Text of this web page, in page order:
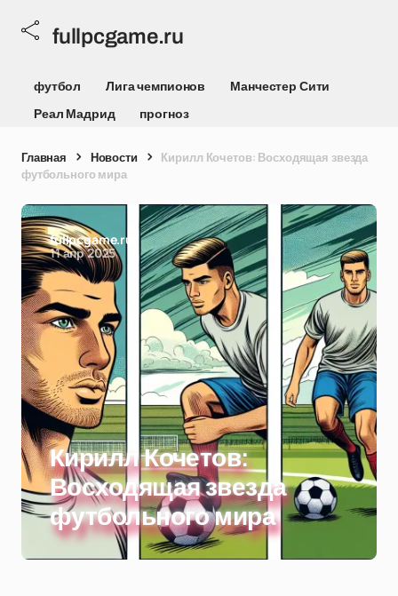
fullpcgame.ru
футбол Лига чемпионов
Манчестер Сити
Реал Мадрид
прогноз
Главная Новости
Кирилл Кочетов: Восходящая звезда
футбольного мира
fullpcgame.ru
11 апр 2025
Кирилл Кочетов:
Восходящая звезда
футбольного мира